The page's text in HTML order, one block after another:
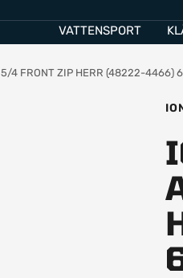
VATTENSPORT
5/4 FRONT ZIP HERR (48222-4466)